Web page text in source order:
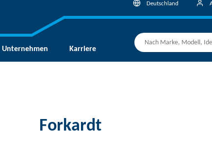
Deutschland
Unternehmen Karriere
Forkardt